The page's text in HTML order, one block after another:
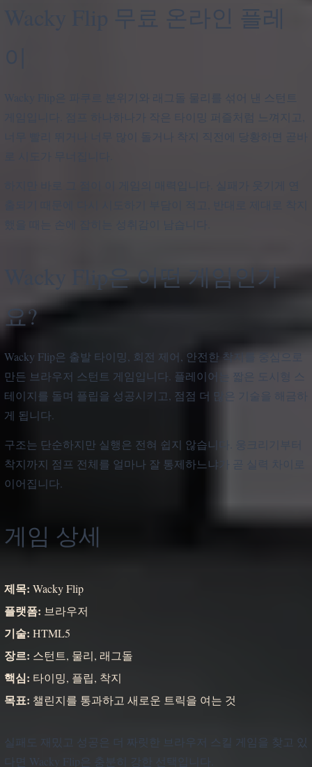
Wacky Flip 무료 온라인 플레
Wacky Flip은 파쿠르 분위기와 래그돌 물리를 섞어 낸 스턴트
게임입니다. 점프 하나하나가 작은 타이밍 퍼즐처럼 느껴지고,
너무 빨리 뛰거나 너무 많이 돌거나 착지 직전에 당황하면 곧바
Wacky Flip은 어떤 게임인가
요?
Wacky Flip은 출발 타이밍, 회전 제어, 안전한 착지를 중심으로
만든 브라우저 스턴트 게임입니다. 플레이어는 짧은 도시형 스
테이지를 돌며 플립을 성공시키고, 점점 더 많은 기술을 해금하
게 됩니다.
구조는 단순하지만 실행은 전혀 쉽지 않습니다. 웅크리기부터
착지까지 점프 전체를 얼마나 잘 통제하느냐가 곧 실력 차이로
이어집니다.
게임 상세
제목: Wacky Flip
플랫폼: 브라우저
기술: HTML5
장르: 스턴트, 물리, 래그돌
핵심: 타이밍, 플립, 착지
목표: 챌린지를 통과하고 새로운 트릭을 여는 것
실패도 재밌고 성공은 더 짜릿한 브라우저 스킬 게임을 찾고 있
다면 Wacky Flip은 충분히 강한 선택입니다.